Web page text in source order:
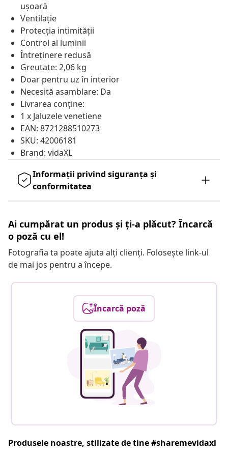
ușoară
Ventilație
Protecția intimității
Control al luminii
Întreținere redusă
Greutate: 2,06 kg
Doar pentru uz în interior
Necesită asamblare: Da
Livrarea conține:
1 x Jaluzele venetiene
EAN: 8721288510273
SKU: 42006181
Brand: vidaXL
Informații privind siguranța și
conformitatea
Ai cumpărat un produs și ți-a plăcut? Încarcă
o poză cu el!
Fotografia ta poate ajuta alți clienți. Folosește link-ul
de mai jos pentru a începe.
Încarcă poză
Produsele noastre, stilizate de tine #sharemevidaxl